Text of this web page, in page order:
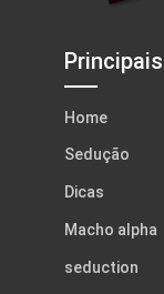
Home
Sedução
Dicas
Macho alpha
seduction